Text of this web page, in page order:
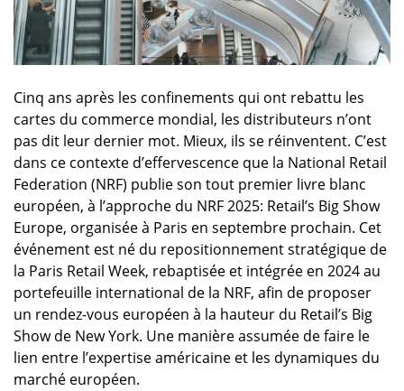
Cinq ans après les confinements qui ont rebattu les
cartes du commerce mondial, les distributeurs n’ont
pas dit leur dernier mot. Mieux, ils se réinventent. C’est
dans ce contexte d’effervescence que la National Retail
Federation (NRF) publie son tout premier livre blanc
européen, à l’approche du NRF 2025: Retail’s Big Show
Europe, organisée à Paris en septembre prochain. Cet
événement est né du repositionnement stratégique de
la Paris Retail Week, rebaptisée et intégrée en 2024 au
portefeuille international de la NRF, afin de proposer
un rendez-vous européen à la hauteur du Retail’s Big
Show de New York. Une manière assumée de faire le
lien entre l’expertise américaine et les dynamiques du
marché européen.